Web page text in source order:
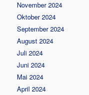
November 2024
Oktober 2024
September 2024
August 2024
Juli 2024
Juni 2024
Mai 2024
April 2024